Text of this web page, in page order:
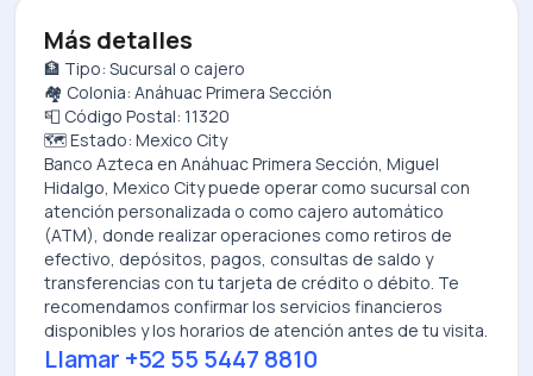
Más detalles
🏦 Tipo: Sucursal o cajero
🏘️ Colonia: Anáhuac Primera Sección
📮 Código Postal: 11320
🗺️ Estado: Mexico City
Banco Azteca en Anáhuac Primera Sección, Miguel
Hidalgo, Mexico Citypuede operar como sucursal con
atención personalizada o como cajero automático
(ATM), donde realizar operaciones como retiros de
efectivo, depósitos, pagos, consultas de saldo y
transferencias con tu tarjeta de crédito o débito. Te
recomendamos confirmar los servicios financieros
disponibles y los horarios de atención antes de tu visita.
Llamar +52 55 5447 8810